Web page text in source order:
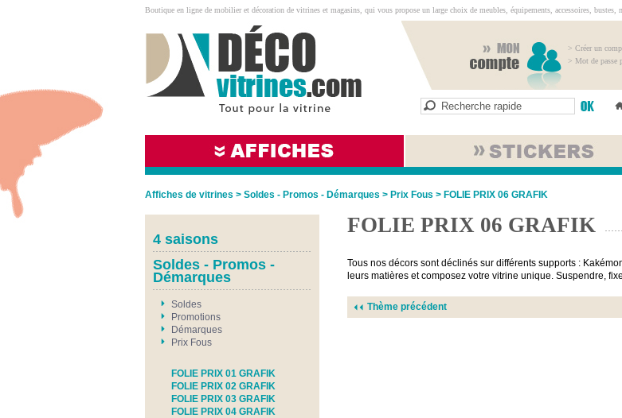
Boutique en ligne de mobilier et décoration de vitrines et magasins, qui vous propose un large choix de meubles, équipements, accessoires, bustes,
> Créer un
> Mot de passe
Affiches de vitrines > Soldes - Promos - Démarques > Prix Fous > FOLIE PRIX 06 GRAFIK
4 saisons
Soldes - Promos -
Démarques
Soldes
Promotions
Démarques
Prix Fous
FOLIE PRIX 01 GRAFIK
FOLIE PRIX 02 GRAFIK
FOLIE PRIX 03 GRAFIK
FOLIE PRIX 04 GRAFIK
FOLIE PRIX 06 GRAFIK
Tous nos décors sont déclinés sur différents supports :
leurs matières et composez votre vitrine unique. Suspendre,
Thème précédent